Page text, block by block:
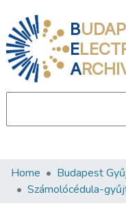
B
E
A
Communities &
Home Budapest
Számolócédula-